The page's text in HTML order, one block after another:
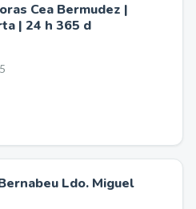
Cea Bermudez |
| 24 h 365 d
Ldo. Miguel